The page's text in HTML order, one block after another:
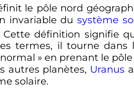
le pôle nord
invariable dusystème
Cette définition signifie
termes, il tourne
normal » en prenant le
autres planètes, Uranus
solaire.